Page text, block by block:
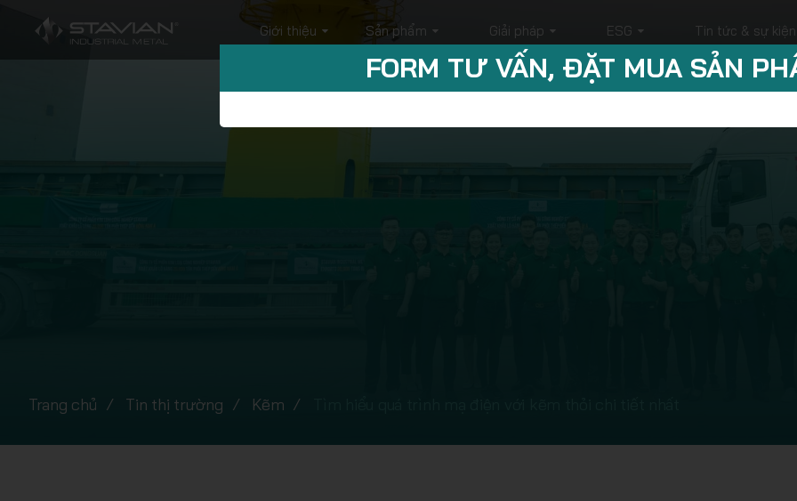
Giới thiệu Sản phẩm Giải pháp ESG Tin tức & sự kiện
Trang chủ Tin thị trường Kẽm
FORM TƯ VẤN, ĐẶT MUA SẢN